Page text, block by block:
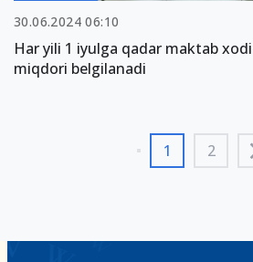
30.06.2024 06:10
Har yili 1 iyulga qadar maktab
miqdori belgilanadi
1 2